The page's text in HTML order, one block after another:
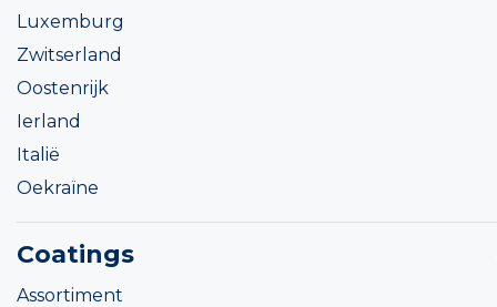
Luxemburg
Zwitserland
Oostenrijk
Ierland
Italië
Oekraïne
Coatings
Assortiment